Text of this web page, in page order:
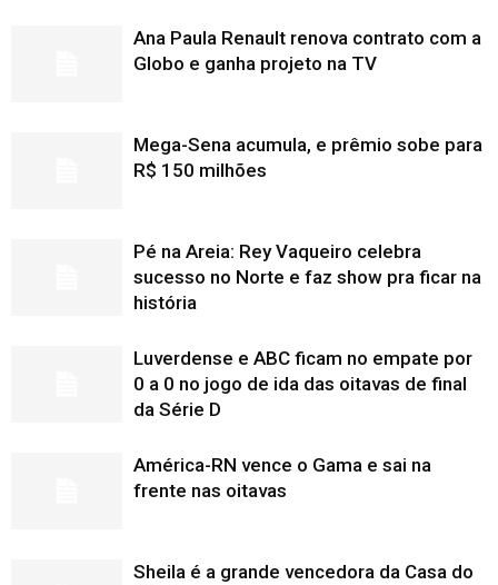
Ana Paula Renault renova contrato com a
Globo e ganha projeto na TV
Mega-Sena acumula, e prêmio sobe para
R$ 150 milhões
Pé na Areia: Rey Vaqueiro celebra
sucesso no Norte e faz show pra ficar na
história
Luverdense e ABC ficam no empate por
0 a 0 no jogo de ida das oitavas de final
da Série D
América-RN vence o Gama e sai na
frente nas oitavas
Sheila é a grande vencedora da Casa do